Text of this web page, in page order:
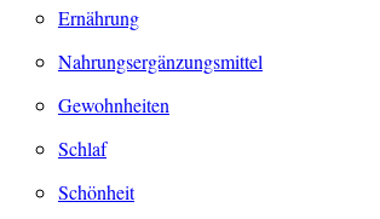
Ernährung
Nahrungsergänzungsmittel
Gewohnheiten
Schlaf
Schönheit